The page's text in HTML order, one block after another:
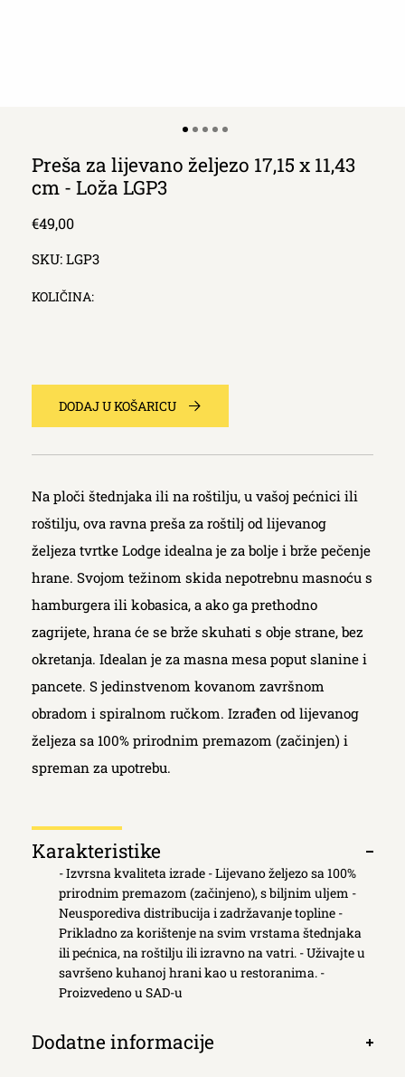
Preša za lijevano željezo 17,15 x 11,43
cm - Loža LGP3
Redna
€49,00
SKU: LGP3
KOLIČINA:
DODAJ U KOŠARICU
Na ploči štednjaka ili na roštilju, u vašoj pećnici ili
roštilju, ova ravna preša za roštilj od lijevanog
željeza tvrtke Lodge idealna je za bolje i brže pečenje
hrane. Svojom težinom skida nepotrebnu masnoću s
hamburgera ili kobasica, a ako ga prethodno
zagrijete, hrana će se brže skuhati s obje strane, bez
okretanja. Idealan je za masna mesa poput slanine i
pancete. S jedinstvenom kovanom završnom
obradom i spiralnom ručkom. Izrađen od lijevanog
željeza sa 100% prirodnim premazom (začinjen) i
spreman za upotrebu.
Κarakteristike
Otvori
- Izvrsna kvaliteta izrade - Lijevano željezo sa 100%
prirodnim premazom (začinjeno), s biljnim uljem -
Neusporediva distribucija i zadržavanje topline -
Prikladno za korištenje na svim vrstama štednjaka
ili pećnica, na roštilju ili izravno na vatri. - Uživajte u
savršeno kuhanoj hrani kao u restoranima. -
Proizvedeno u SAD-u
Dodatne informacije
Otvori